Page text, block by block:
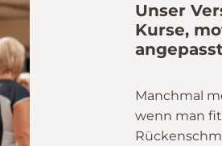
Unser
Kurse,
Manchmal
wenn man